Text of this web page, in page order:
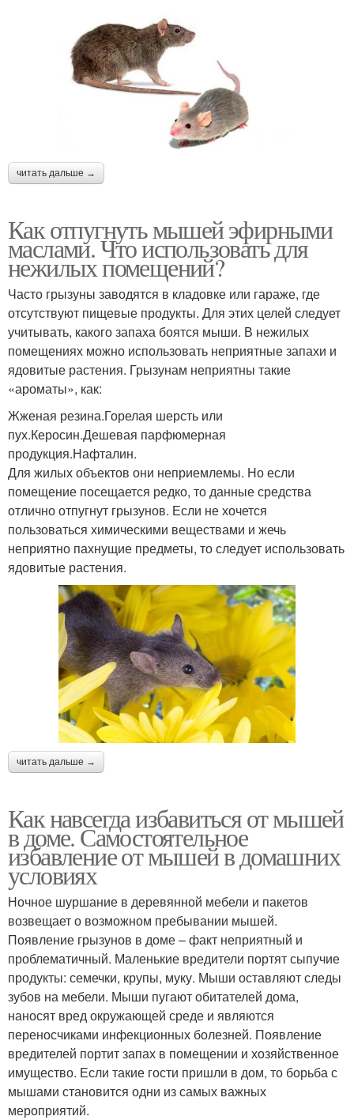
читать дальше →
Как отпугнуть мышей эфирными
маслами. Что использовать для
нежилых помещений?
Часто грызуны заводятся в кладовке или гараже, где
отсутствуют пищевые продукты. Для этих целей следует
учитывать, какого запаха боятся мыши. В нежилых
помещениях можно использовать неприятные запахи и
ядовитые растения. Грызунам неприятны такие
«ароматы», как:
Жженая резина.Горелая шерсть или
пух.Керосин.Дешевая парфюмерная
продукция.Нафталин.
Для жилых объектов они неприемлемы. Но если
помещение посещается редко, то данные средства
отлично отпугнут грызунов. Если не хочется
пользоваться химическими веществами и жечь
неприятно пахнущие предметы, то следует использовать
ядовитые растения.
читать дальше →
Как навсегда избавиться от мышей
в доме. Самостоятельное
избавление от мышей в домашних
условиях
Ночное шуршание в деревянной мебели и пакетов
возвещает о возможном пребывании мышей.
Появление грызунов в доме – факт неприятный и
проблематичный. Маленькие вредители портят сыпучие
продукты: семечки, крупы, муку. Мыши оставляют следы
зубов на мебели. Мыши пугают обитателей дома,
наносят вред окружающей среде и являются
переносчиками инфекционных болезней. Появление
вредителей портит запах в помещении и хозяйственное
имущество. Если такие гости пришли в дом, то борьба с
мышами становится одни из самых важных
мероприятий.